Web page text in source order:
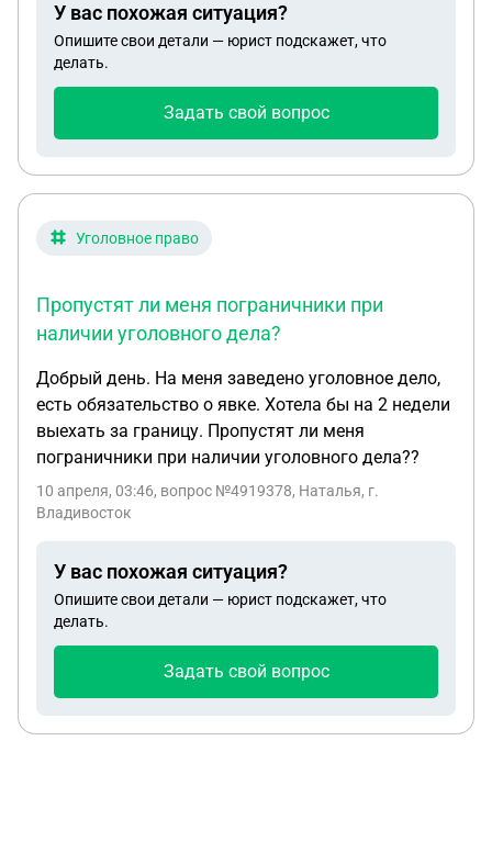
разное - недвижимость, в том числе
коммерческая, используемая под сдачу в аренду
от лица ИП, сами расчетные счета ИП, банковские
депозиты (на физическое лицо), акции на
брокерском счете. Вопрос - есть ли практика , на
накладывается арест?
У вас похожая ситуация?
Опишите свои детали — юрист подскажет, что
делать.
Задать свой вопрос
Уголовное право
Пропустят ли меня пограничники при
наличии уголовного дела?
Добрый день. На меня заведено уголовное дело,
есть обязательство о явке. Хотела бы на 2 недели
выехать за границу. Пропустят ли меня
пограничники при наличии уголовного дела??
10 апреля, 03:46, вопрос №4919378, Наталья, г.
Владивосток
У вас похожая ситуация?
Опишите свои детали — юрист подскажет, что
делать.
Задать свой вопрос